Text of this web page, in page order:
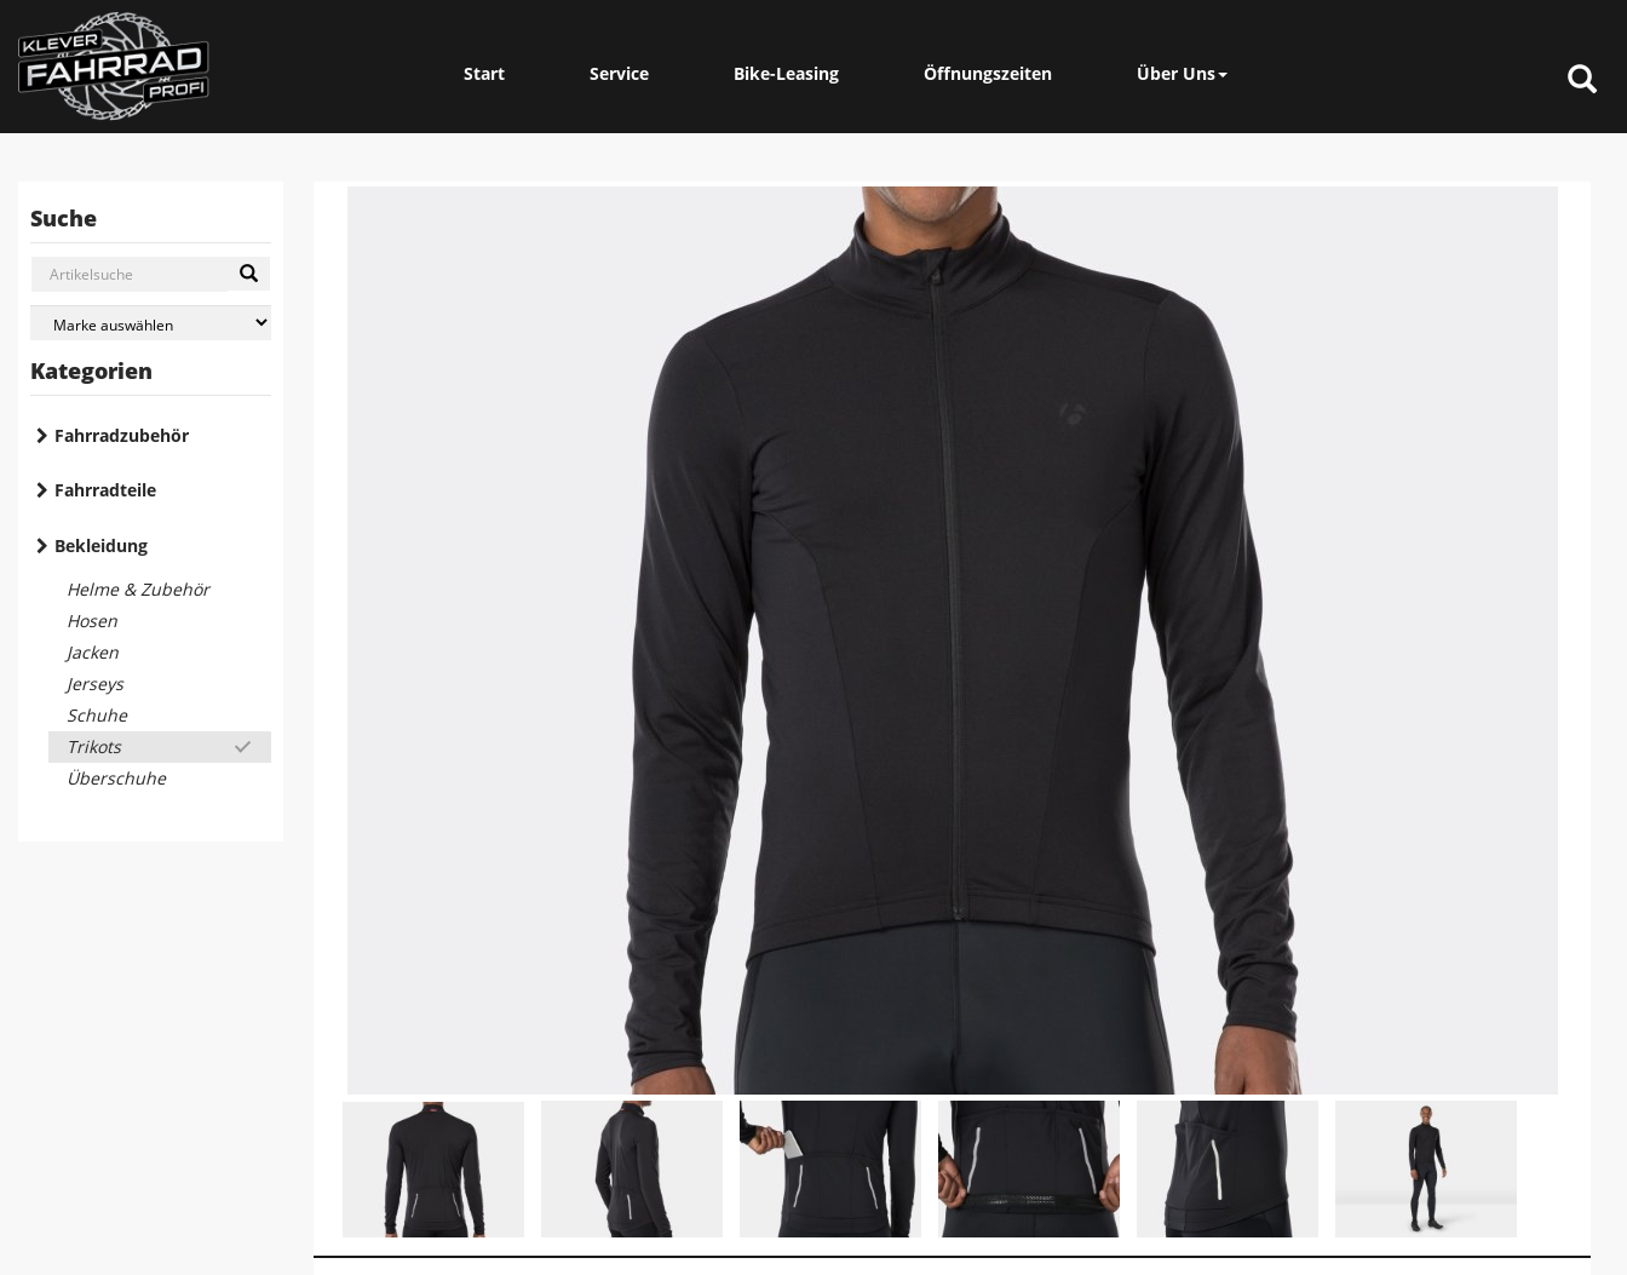
Start Service Bike-Leasing Öffnungszeiten Über Uns
Suche
Kategorien
Fahrradzubehör
Fahrradteile
Bekleidung
Helme & Zubehör
Hosen
Jacken
Jerseys
Schuhe
Trikots
Überschuhe